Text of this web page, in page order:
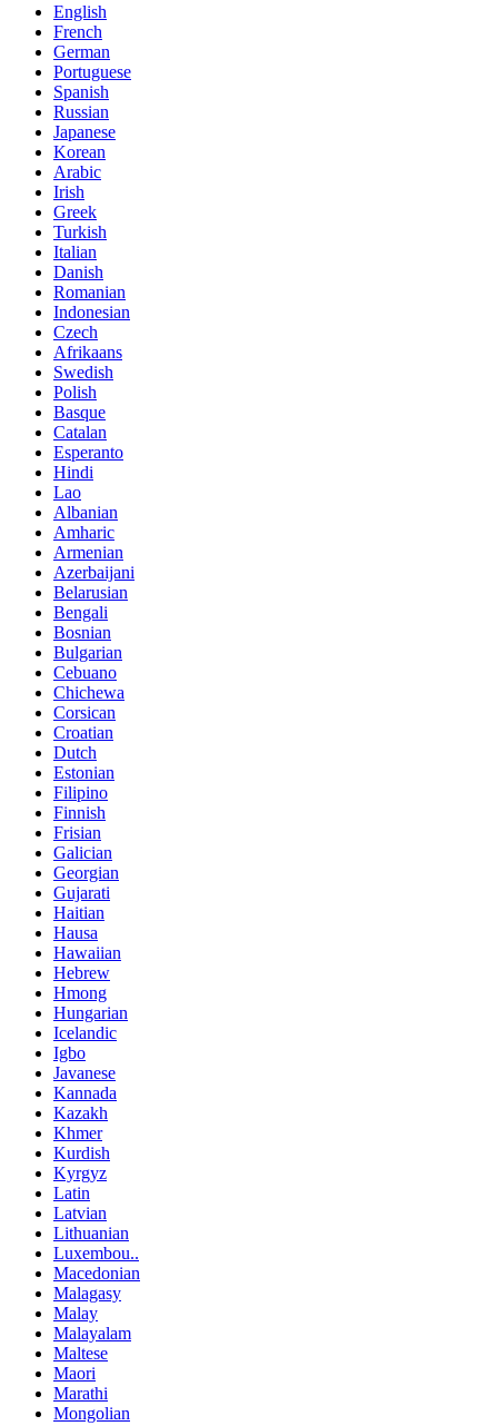
English
French
German
Portuguese
Spanish
Russian
Japanese
Korean
Arabic
Irish
Greek
Turkish
Italian
Danish
Romanian
Indonesian
Czech
Afrikaans
Swedish
Polish
Basque
Catalan
Esperanto
Hindi
Lao
Albanian
Amharic
Armenian
Azerbaijani
Belarusian
Bengali
Bosnian
Bulgarian
Cebuano
Chichewa
Corsican
Croatian
Dutch
Estonian
Filipino
Finnish
Frisian
Galician
Georgian
Gujarati
Haitian
Hausa
Hawaiian
Hebrew
Hmong
Hungarian
Icelandic
Igbo
Javanese
Kannada
Kazakh
Khmer
Kurdish
Kyrgyz
Latin
Latvian
Lithuanian
Luxembou..
Macedonian
Malagasy
Malay
Malayalam
Maltese
Maori
Marathi
Mongolian